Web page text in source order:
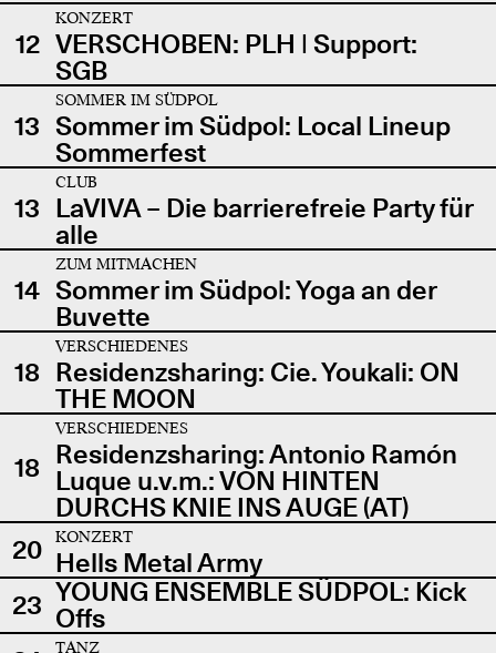
12
KONZERT
VERSCHOBEN: PLH | Support:
SGB
13
SOMMER IM SÜDPOL
Sommer im Südpol: Local Lineup
Sommerfest
13
CLUB
LaVIVA – Die barrierefreie Party für
alle
14
ZUM MITMACHEN
Sommer im Südpol: Yoga an der
Buvette
18
VERSCHIEDENES
Residenzsharing: Cie. Youkali: ON
THE MOON
18
VERSCHIEDENES
Residenzsharing: Antonio Ramón
Luque u.v.m.: VON HINTEN
DURCHS KNIE INS AUGE (AT)
20
KONZERT
Hells Metal Army
23 YOUNG ENSEMBLE SÜDPOL: Kick
Offs
TANZ